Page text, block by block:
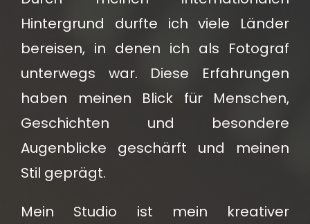
Hintergrund durfte ich viele Länder
bereisen, in denen ich als Fotograf
unterwegs war. Diese Erfahrungen
haben meinen Blick für Menschen,
Geschichten und besondere
Augenblicke geschärft und meinen
Stil geprägt.
Mein Studio ist mein kreativer